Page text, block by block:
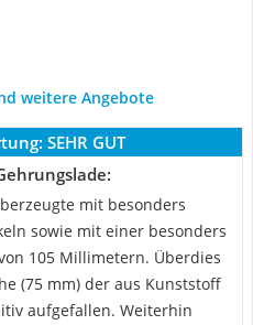
weitere Angebote
SEHR GUT
mit besonders
sowie mit einer besonders
105 Millimetern. Überdies
(75 mm) der aus Kunststoff
aufgefallen. Weiterhin